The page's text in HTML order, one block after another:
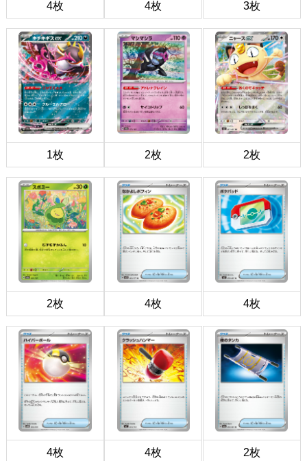
4枚 4枚 3枚
1枚 2枚 2枚
2枚 4枚 4枚
4枚 4枚 2枚